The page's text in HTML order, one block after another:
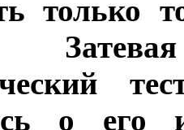
только
о его